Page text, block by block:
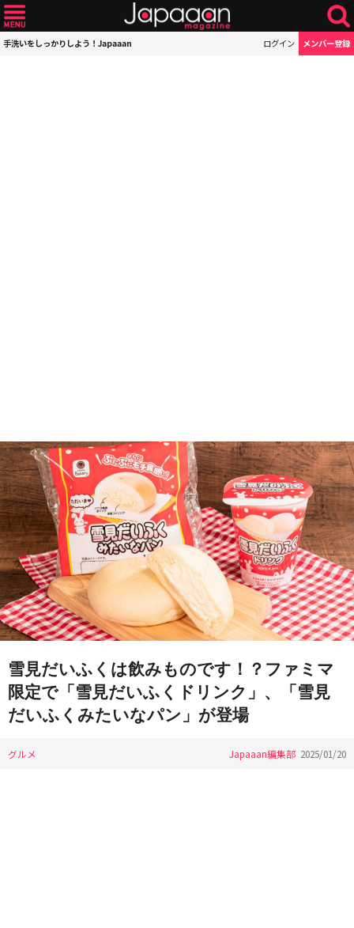
手洗いをしっかりしよう！Japaaan ログイン メンバー登録
雪見だいふくは飲みものです！？ファミマ
限定で「雪見だいふくドリンク」、「雪見
だいふくみたいなパン」が登場
グルメ Japaaan編集部 2025/01/20